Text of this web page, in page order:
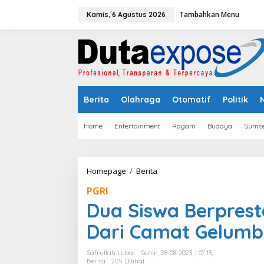
Kamis, 6 Agustus 2026 Tambahkan Menu
Berita Olahraga Otomatif Politik
Home Entertainment Ragam Budaya
Homepage / Berita
i
w
B
PGRI
Dua Siswa
Dari Camat
Safrullah Lubai
Senin, 28-08-2023, | 07:13,
Berita
205 Dilihat